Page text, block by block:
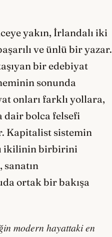
yakın, İrlandalı iki
ve ünlü bir yazar.
bir edebiyat
sonunda
onları farklı yollara,
dair bolca felsefi
Kapitalist sistemin
ikilinin birbirini
ortak bir bakışa
modern hayattaki en